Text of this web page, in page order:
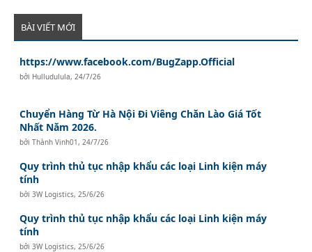
BÀI VIẾT MỚI
https://www.facebook.com/BugZapp.Official
bởi Hulludulula, 24/7/26
Chuyển Hàng Từ Hà Nội Đi Viêng Chăn Lào Giá Tốt
Nhất Năm 2026.
bởiThành Vinh01 , 24/7/26
Quy trình thủ tục nhập khẩu các loại Linh kiện máy
tính
bởi3W Logistics, 25/6/26
Quy trình thủ tục nhập khẩu các loại Linh kiện máy
tính
bởi3W Logistics, 25/6/26